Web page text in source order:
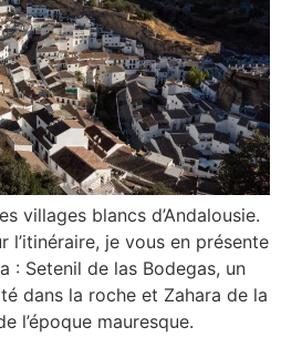
villages blancs d’Andalousie.
l’itinéraire, je vous en présente
: Setenil de las Bodegas, un
dans la roche et Zahara de la
l’époque mauresque.